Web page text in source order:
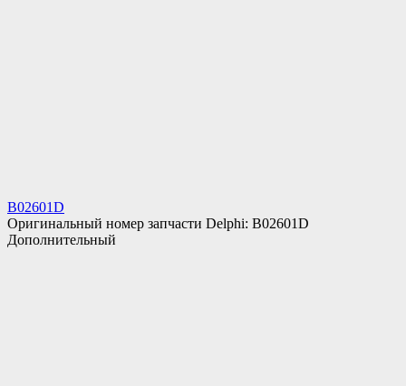
B02601D
Оригинальный номер запчасти Delphi: B02601D
Дополнительный